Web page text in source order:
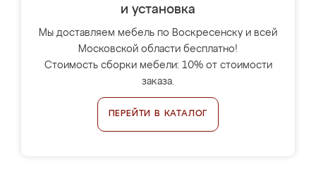
и установка
Мы доставляем мебель по Воскресенску и всей
Московской области бесплатно!
Стоимость сборки мебели: 10% от стоимости
заказа.
ПЕРЕЙТИ В КАТАЛОГ